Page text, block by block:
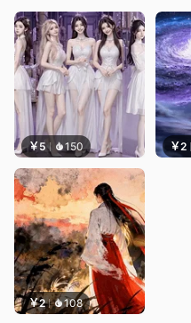
￥5 150 ￥2
￥2 108